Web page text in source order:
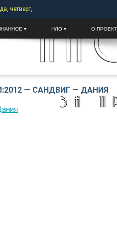
четверг,
ЗА
▾ НЛО ▾ О
— САНДВИГ — ДАНИЯ